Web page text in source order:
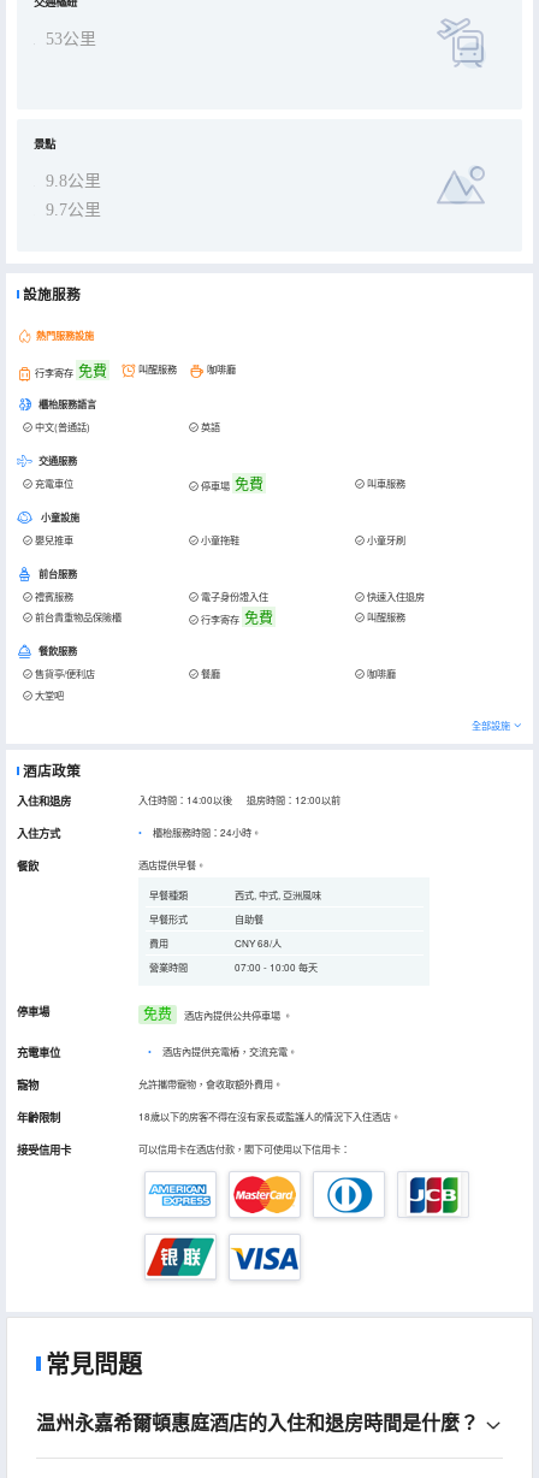
53公里
景點
9.8公里
9.7公里
設施服務
熱門服務設施
行李寄存 免費 叫醒服務 咖啡廳
櫃枱服務語言
中文(普通話) 英語
交通服務
充電車位 停車場 免費 叫車服務
小童設施
嬰兒推車 小童拖鞋 小童牙刷
前台服務
禮賓服務 電子身份證入住
快速入住退房
前台貴重物品保險櫃
行李寄存 免費 叫醒服務
餐飲服務
售貨亭/便利店 餐廳
咖啡廳
大堂吧
全部設施
酒店政策
入住和退房 入住時間：14:00以後 退房時間：12:00以前
入住方式 櫃枱服務時間：24小時。
餐飲 酒店提供早餐。
早餐種類
西式, 中式, 亞洲風味
早餐形式
自助餐
費用
CNY 68/人
營業時間
07:00 - 10:00 每天
停車場 免费 酒店內提供公共停車場 。
充電車位 • 酒店內提供充電樁，交流充電。
寵物 允許攜帶寵物，會收取額外費用。
年齡限制 18歲以下的房客不得在沒有家長或監護人的情況下入住酒店。
接受信用卡 可以信用卡在酒店付款，閣下可使用以下信用卡：
常見問題
温州永嘉希爾頓惠庭酒店的入住和退房時間是什麼？